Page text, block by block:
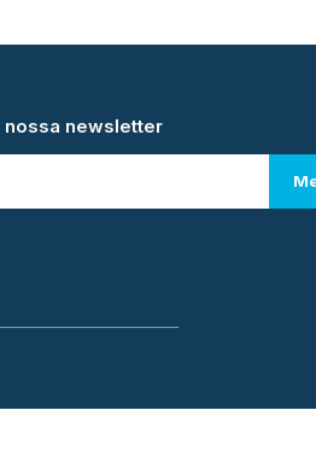
nossa newsletter